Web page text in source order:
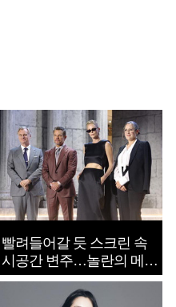
빨려들어갈 듯 스크린 속
시공간 변주…놀란의 메시
지는 ‘전쟁 속죄’